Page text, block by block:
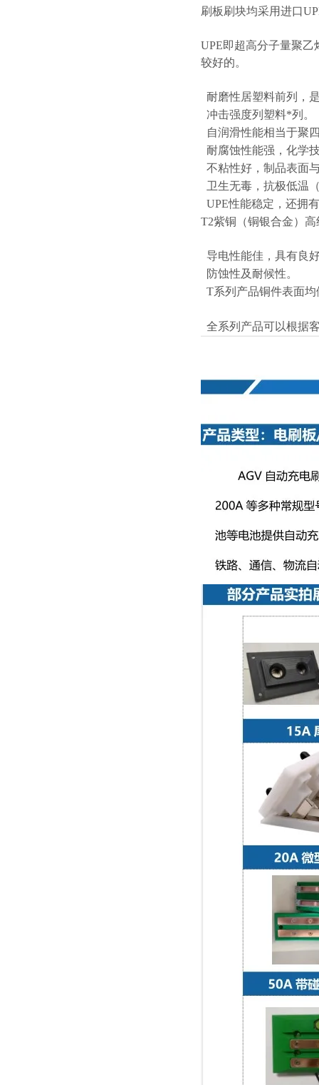
刷板刷块均采用进口
UPE即超高分子量聚
较好的。
耐磨性居塑料前列，
冲击强度列塑料*列。
自润滑性能相当于聚
耐腐蚀性能强，化学
不粘性好，制品表面
卫生无毒，抗极低温
UPE性能稳定，还拥
T2紫铜（铜银合金）
导电性能佳，具有良
防蚀性及耐候性。
T系列产品铜件表面
全系列产品可以根据